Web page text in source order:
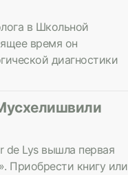
в Школьной
время он
диагностики
de Lys вышла первая
Приобрести книгу или